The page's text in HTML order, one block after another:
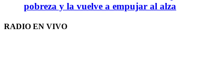
pobreza y la vuelve a empujar al alza
RADIO EN VIVO